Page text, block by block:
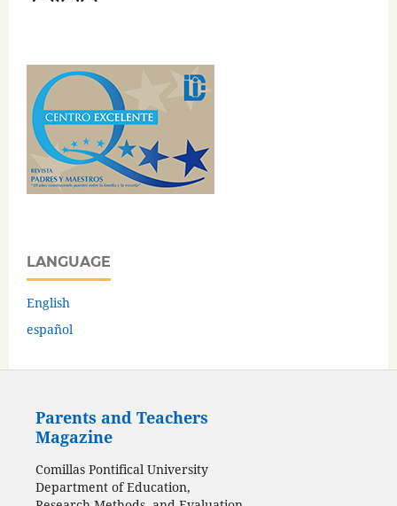
LANGUAGE
English
español
Parents and Teachers
Magazine
Comillas Pontifical University
Department of Education,